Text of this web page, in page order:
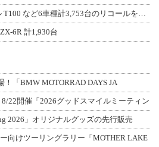
6R 計1,930台
！「BMW MOTORRAD DAYS JA
22開催「2026グッドスマイルミーティン
2026」オリジナルグッズの先行販売
向けツーリングラリー「MOTHER LAKE